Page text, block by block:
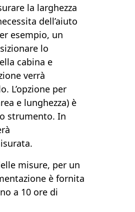
la larghezza
dell’aiuto
esempio, un
lo
cabina e
verrà
L’opzione per
e lunghezza) è
strumento. In
misure, per un
è fornita
a 10 ore di